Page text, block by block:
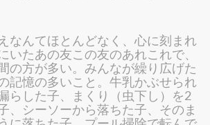
なんてほとんどなく、心に刻まれ
いたあの友この友のあれこれで、
の方が多い。みんなが繰り広げた
記憶の多いこと。牛乳かぶせられ
らした子、まくり（虫下し）を2
、シーソーから落ちた子、そのま